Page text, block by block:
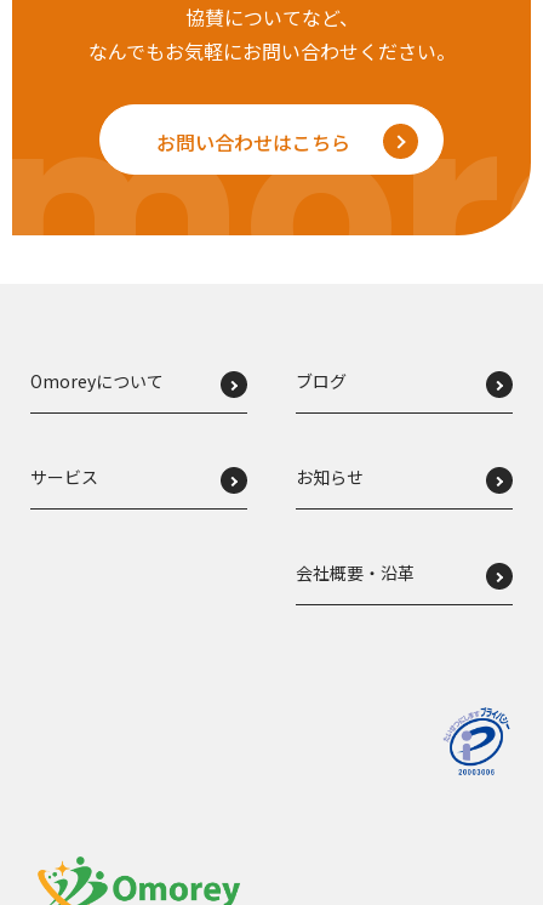
協賛についてなど、
なんでもお気軽にお問い合わせください。
お問い合わせはこちら
Omoreyについて
サービス
ブログ
お知らせ
会社概要・沿革